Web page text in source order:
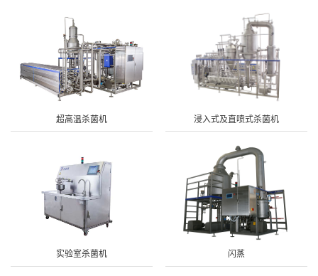
超高温杀菌机 浸入式及直喷式杀菌机
实验室杀菌机 闪蒸